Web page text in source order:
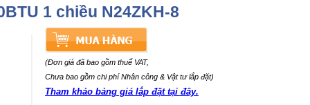
1 chiều N24ZKH-8
(Đơn giá đã bao gồm thuế VAT,
Chưa bao gồm chi phí Nhân công & Vật tư lắp đặt)
Tham khảo bảng giá lắp đặt tại đây.